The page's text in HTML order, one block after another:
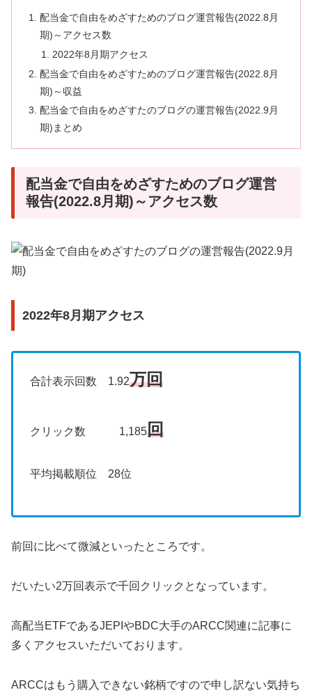
配当金で自由をめざすためのブログ運営報告(2022.8月
期)～アクセス数
2022年8月期アクセス
配当金で自由をめざすためのブログ運営報告(2022.8月
期)～収益
配当金で自由をめざすたのブログの運営報告(2022.9月
期)まとめ
配当金で自由をめざすためのブログ運営
報告(2022.8月期)～アクセス数
2022年8月期アクセス
合計表示回数 1.92万回
クリック数 1,185回
平均掲載順位 28位
前回に比べて微減といったところです。
だいたい2万回表示で千回クリックとなっています。
高配当ETFであるJEPIやBDC大手のARCC関連に記事に
多くアクセスいただいております。
ARCCはもう購入できない銘柄ですので申し訳ない気持ち